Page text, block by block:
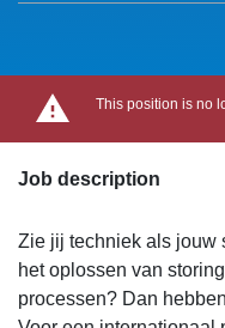
This position is no
Job description
Zie jij techniek als jouw
het oplossen van
processen? Dan